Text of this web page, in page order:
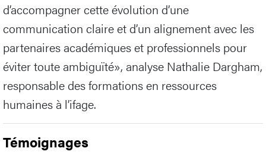
d’accompagner cette évolution d’une
communication claire et d’un alignement avec les
partenaires académiques et professionnels pour
éviter toute ambiguïté», analyse Nathalie Dargham,
responsable des formations en ressources
humaines à l’ifage.
Témoignages